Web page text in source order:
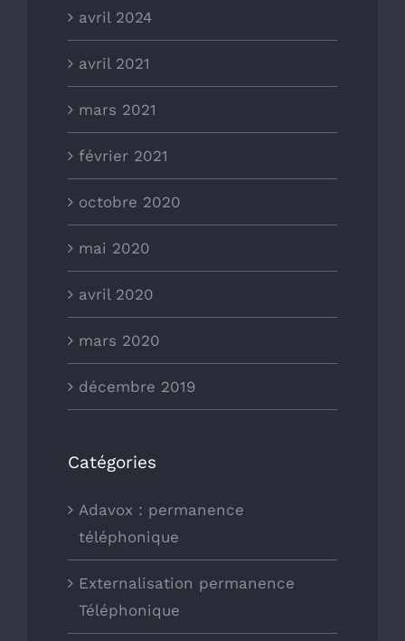
avril 2024
avril 2021
mars 2021
février 2021
octobre 2020
mai 2020
avril 2020
mars 2020
décembre 2019
Catégories
Adavox : permanence
téléphonique
Externalisation permanence
Téléphonique